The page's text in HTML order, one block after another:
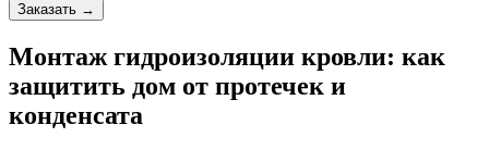
Заказать →
Монтаж гидроизоляции кровли: как
защитить дом от протечек и
конденсата